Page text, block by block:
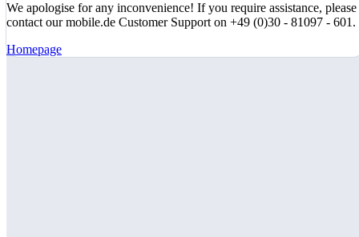
We apologise for any inconvenience! If you require assistance, please
contact our mobile.de Customer Support on +49 (0)30 - 81097 - 601.
Homepage